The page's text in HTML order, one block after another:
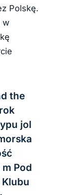
Polskę.
w
the
jol
Pod
Klubu